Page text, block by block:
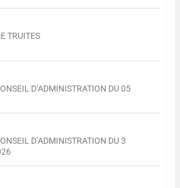
TRUITES
D’ADMINISTRATION DU 05
D’ADMINISTRATION DU 3